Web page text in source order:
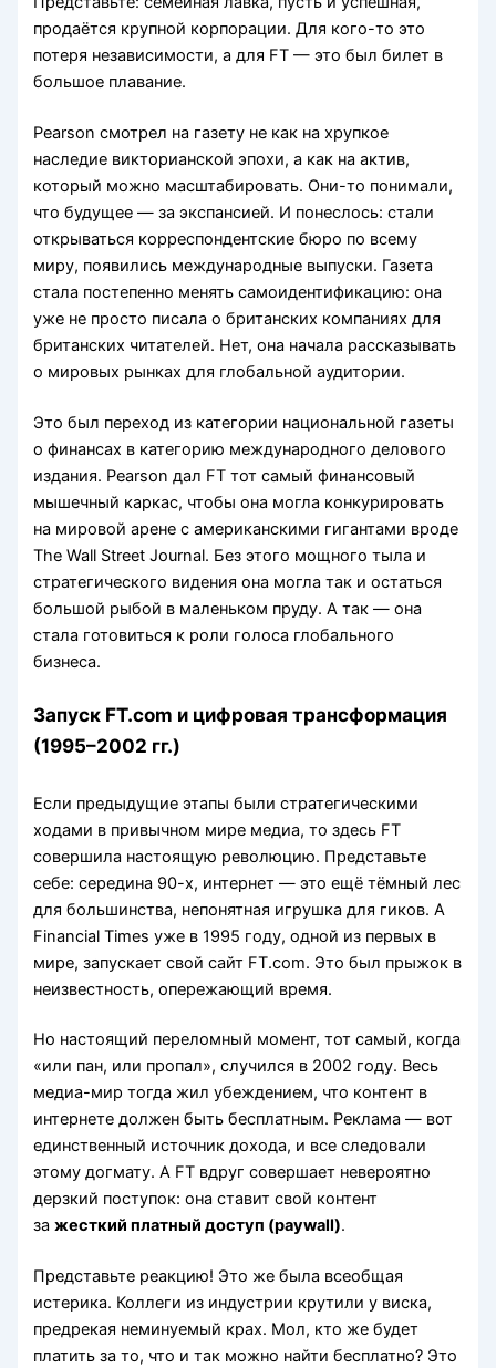
продаётся крупной корпорации. Для кого-то это
потеря независимости, а для FT — это был билет в
большое плавание.
Pearson смотрел на газету не как на хрупкое
наследие викторианской эпохи, а как на актив,
который можно масштабировать. Они-то понимали,
что будущее — за экспансией. И понеслось: стали
открываться корреспондентские бюро по всему
миру, появились международные выпуски. Газета
стала постепенно менять самоидентификацию: она
уже не просто писала о британских компаниях для
британских читателей. Нет, она начала рассказывать
о мировых рынках для глобальной аудитории.
Это был переход из категории национальной газеты
о финансах в категорию международного делового
издания. Pearson дал FT тот самый финансовый
мышечный каркас, чтобы она могла конкурировать
на мировой арене с американскими гигантами вроде
The Wall Street Journal. Без этого мощного тыла и
стратегического видения она могла так и остаться
большой рыбой в маленьком пруду. А так — она
стала готовиться к роли голоса глобального
бизнеса.
Запуск FT.com и цифровая трансформация
(1995–2002 гг.)
Если предыдущие этапы были стратегическими
ходами в привычном мире медиа, то здесь FT
совершила настоящую революцию. Представьте
себе: середина 90-х, интернет — это ещё тёмный лес
для большинства, непонятная игрушка для гиков. А
Financial Times уже в 1995 году, одной из первых в
мире, запускает свой сайт FT.com. Это был прыжок в
неизвестность, опережающий время.
Но настоящий переломный момент, тот самый, когда
«или пан, или пропал», случился в 2002 году. Весь
медиа-мир тогда жил убеждением, что контент в
интернете должен быть бесплатным. Реклама — вот
единственный источник дохода, и все следовали
этому догмату. А FT вдруг совершает невероятно
дерзкий поступок: она ставит свой контент
зажесткий платный доступ (paywall).
Представьте реакцию! Это же была всеобщая
истерика. Коллеги из индустрии крутили у виска,
предрекая неминуемый крах. Мол, кто же будет
платить за то, что и так можно найти бесплатно? Это